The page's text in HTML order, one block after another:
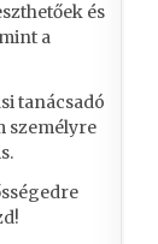
és
a
tanácsadó
személyre